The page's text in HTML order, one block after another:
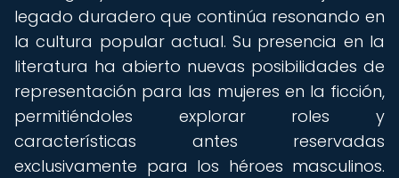
legado duradero que continúa resonando en
la cultura popular actual. Su presencia en la
literatura ha abierto nuevas posibilidades de
representación para las mujeres en la ficción,
permitiéndoles explorar roles y
características antes reservadas
exclusivamente para los héroes masculinos.